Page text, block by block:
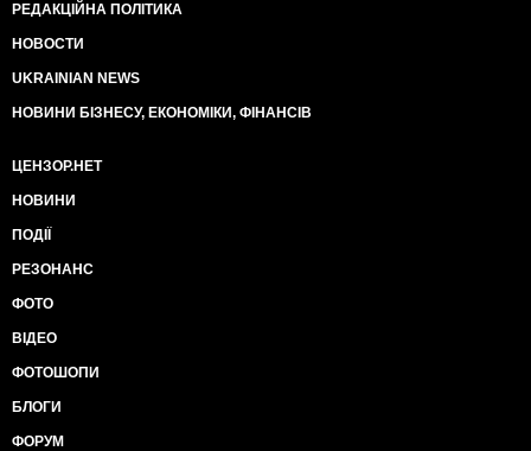
РЕДАКЦІЙНА ПОЛІТИКА
НОВОСТИ
UKRAINIAN NEWS
НОВИНИ БІЗНЕСУ, ЕКОНОМІКИ, ФІНАНСІВ
ЦЕНЗОР.НЕТ
НОВИНИ
ПОДІЇ
РЕЗОНАНС
ФОТО
ВІДЕО
ФОТОШОПИ
БЛОГИ
ФОРУМ